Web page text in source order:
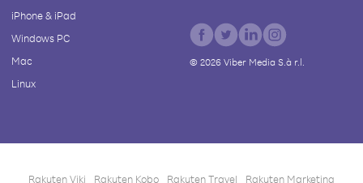
iPhone & iPad
Windows PC
Mac
Linux
© 2026Viber Media S.à r.l.
Rakuten Viki Rakuten Kobo Rakuten Travel Rakuten Marketing